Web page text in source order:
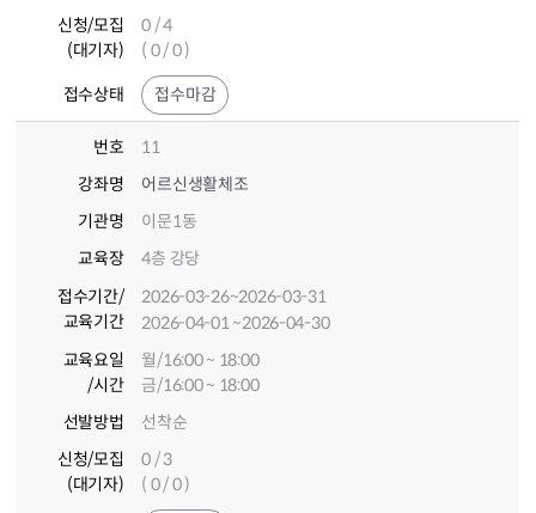
신청/모집
(대기자)
0 / 4
( 0 / 0 )
접수상태 접수마감
번호
11
강좌명
어르신생활체조
기관명
이문1동
교육장
4층 강당
접수기간/
교육기간
2026-03-26~2026-03-31
2026-04-01 ~2026-04-30
교육요일
/시간
월/16:00 ~ 18:00
금/16:00 ~ 18:00
선발방법
선착순
신청/모집
(대기자)
0 / 3
( 0 / 0 )